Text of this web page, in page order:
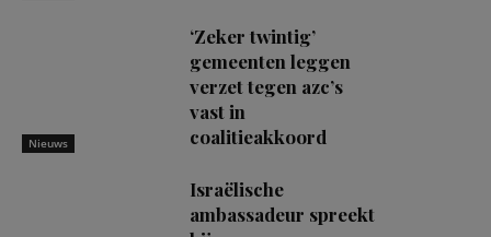
Nieuws
‘Zeker twintig’
gemeenten leggen
verzet tegen azc’s
vast in
coalitieakkoord
Israëlische
ambassadeur spreekt